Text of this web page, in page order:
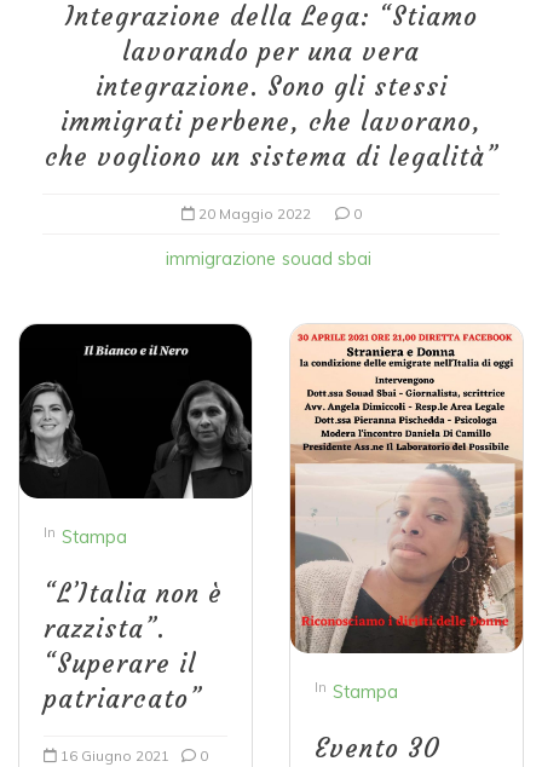
Integrazione della Lega: “Stiamo
lavorando per una vera
integrazione. Sono gli stessi
immigrati perbene, che lavorano,
che vogliono un sistema di legalità”
20 Maggio 2022 0
immigrazione souad sbai
In Stampa
“L’Italia non è
razzista”.
“Superare il
patriarcato”
16 Giugno 2021 0
In Stampa
Evento 30